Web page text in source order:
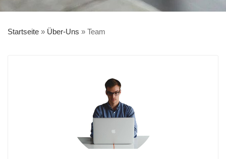
Startseite » Über-Uns » Team